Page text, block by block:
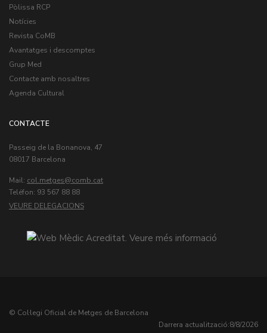
Pòlissa RCP
Notícies
Revista CoMB
Avantatges i descomptes
Grup Med
Contacte amb nosaltres
Agenda Cultural
CONTACTE
Passeig de la Bonanova, 47
08017 Barcelona
Mail: col.metges
Teléfon: 93 567 88 88
VEURE DELEGACIONS
© Col·legi Oficial de Metges de Barcelona
Darrera actualització:8/8/2026